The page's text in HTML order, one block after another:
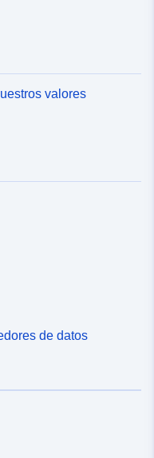
valores
de datos